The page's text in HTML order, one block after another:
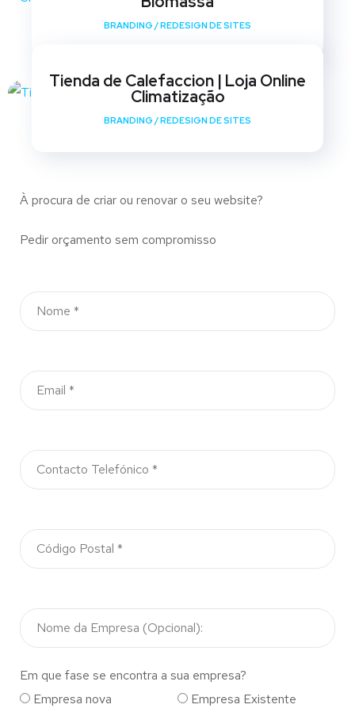
BRANDING /REDESIGN DE SITES
Tienda de Calefaccion | Loja Online
Climatização
BRANDING /REDESIGN DE SITES
À procura de criar ou renovar o seu website?
Pedir orçamento sem compromisso
Em que fase se encontra a sua empresa?
Empresa nova
Empresa Existente